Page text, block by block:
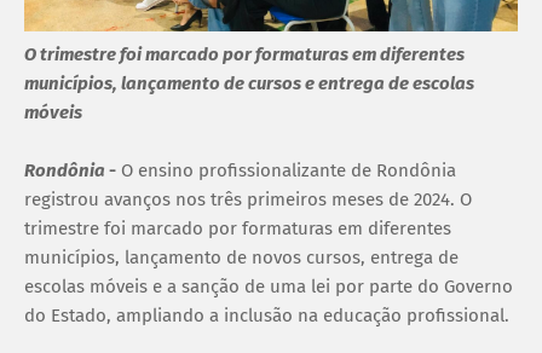
O trimestre foi marcado por formaturas em diferentes
municípios, lançamento de cursos e entrega de escolas
móveis
Rondônia - O ensino profissionalizante de Rondônia
registrou avanços nos três primeiros meses de 2024. O
trimestre foi marcado por formaturas em diferentes
municípios, lançamento de novos cursos, entrega de
escolas móveis e a sanção de uma lei por parte do Governo
do Estado, ampliando a inclusão na educação profissional.